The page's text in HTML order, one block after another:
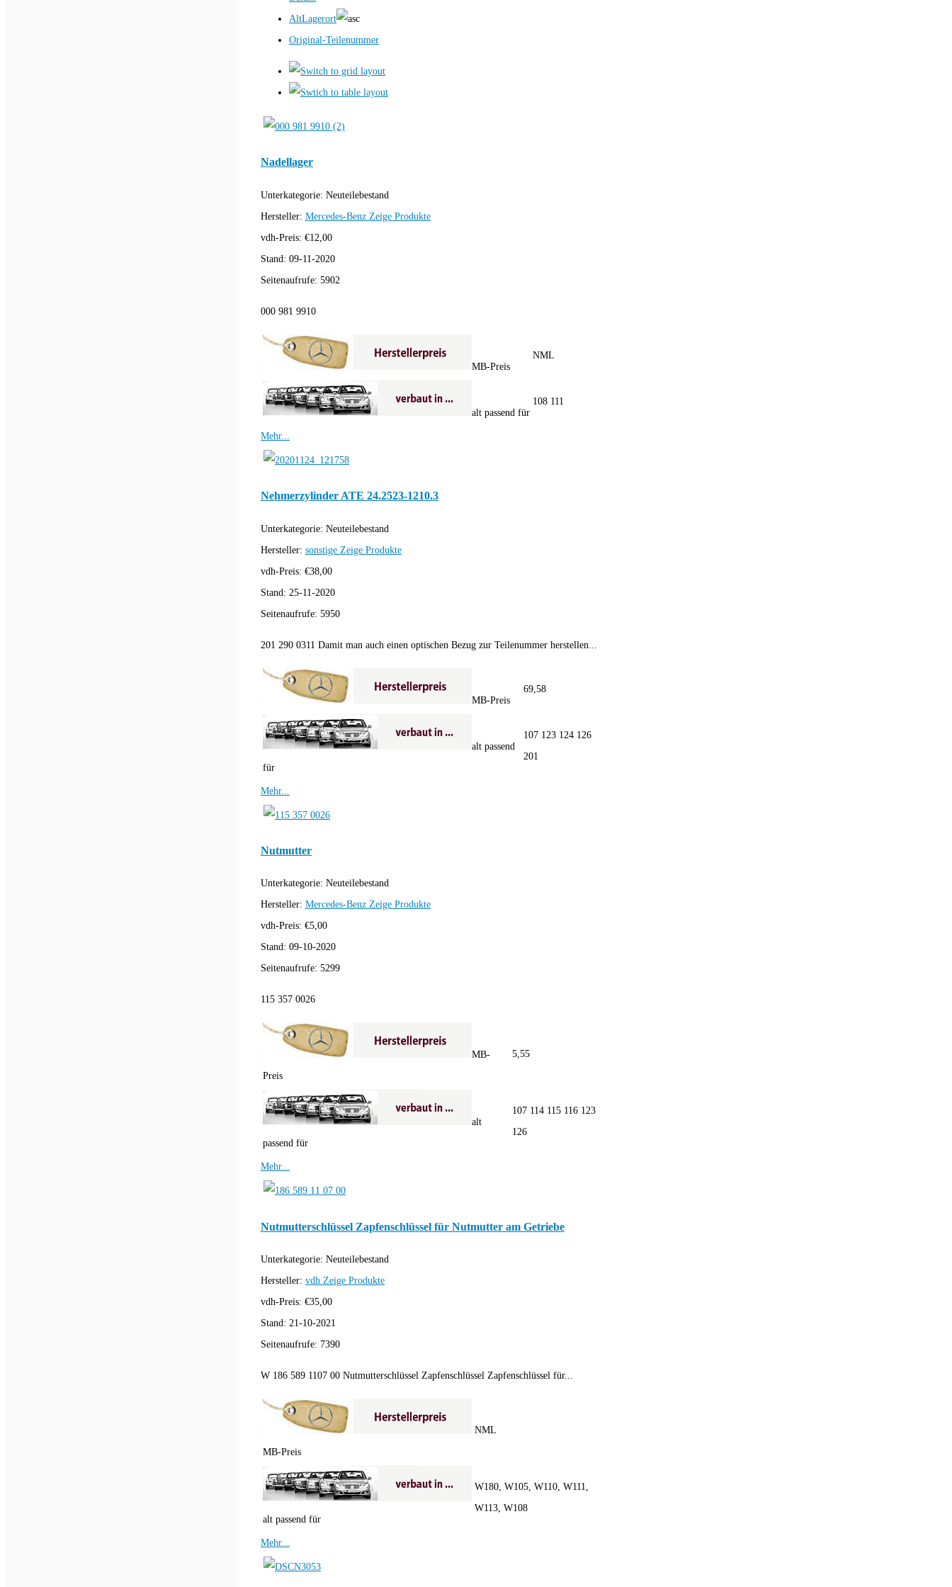
AltLagerort
Original-Teilenummer
Nadellager
Unterkategorie: Neuteilebestand
Hersteller: Mercedes-Benz Zeige Produkte
vdh-Preis: €12,00
Stand: 09-11-2020
Seitenaufrufe: 5902
000 981 9910
MB-Preis
NML
alt passend für
108 111
Mehr...
Nehmerzylinder ATE 24.2523-1210.3
Unterkategorie: Neuteilebestand
Hersteller: sonstige Zeige Produkte
vdh-Preis: €38,00
Stand: 25-11-2020
Seitenaufrufe: 5950
201 290 0311 Damit man auch einen optischen Bezug zur Teilenummer herstellen...
MB-Preis
69,58
alt passend
für
107 123 124 126
201
Mehr...
Nutmutter
Unterkategorie: Neuteilebestand
Hersteller: Mercedes-Benz Zeige Produkte
vdh-Preis: €5,00
Stand: 09-10-2020
Seitenaufrufe: 5299
115 357 0026
MB-
Preis
5,55
alt
passend für
107 114 115 116 123
126
Mehr...
Nutmutterschlüssel Zapfenschlüssel für Nutmutter am Getriebe
Unterkategorie: Neuteilebestand
Hersteller: vdh Zeige Produkte
vdh-Preis: €35,00
Stand: 21-10-2021
Seitenaufrufe: 7390
W 186 589 1107 00 Nutmutterschlüssel Zapfenschlüssel Zapfenschlüssel für...
MB-Preis
NML
alt passend für
W180, W105, W110, W111,
W113, W108
Mehr...